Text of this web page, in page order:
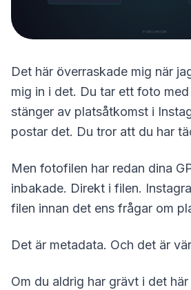
Det här överraskade mig när
mig in i det. Du tar ett foto
stänger av platsåtkomst i
postar det. Du tror att du har
Men fotofilen har redan dina
inbakade. Direkt i filen.
filen innan det ens frågar om
Det är metadata. Och det är
Om du aldrig har grävt i det